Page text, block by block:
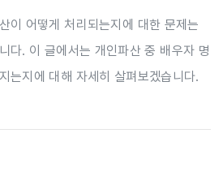
이 어떻게 처리되는지에 대한 문제는
다. 이 글에서는 개인파산 중 배우자 명
는지에 대해 자세히 살펴보겠습니다.